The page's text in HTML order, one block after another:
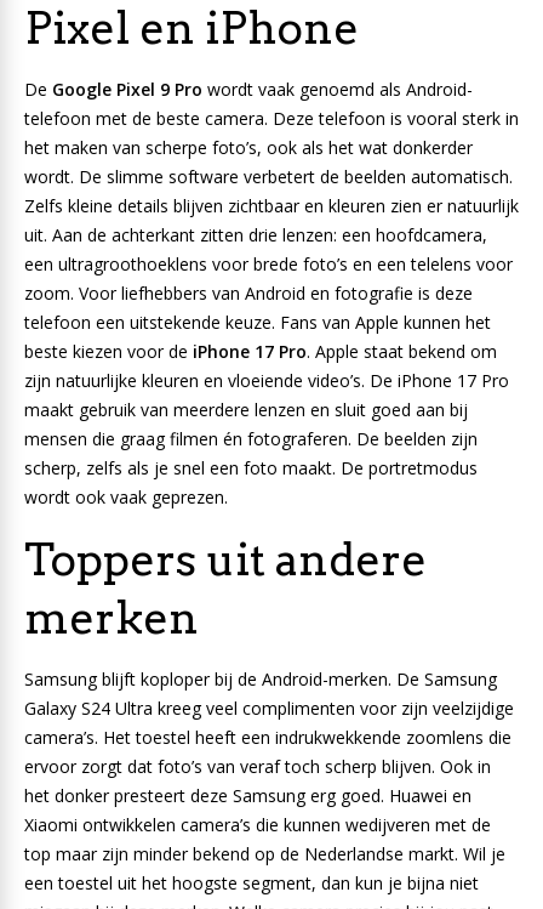
Pixel en iPhone
De Google Pixel 9 Pro wordt vaak genoemd als Android-
telefoon met de beste camera. Deze telefoon is vooral sterk in
het maken van scherpe foto’s, ook als het wat donkerder
wordt. De slimme software verbetert de beelden automatisch.
Zelfs kleine details blijven zichtbaar en kleuren zien er natuurlijk
uit. Aan de achterkant zitten drie lenzen: een hoofdcamera,
een ultragroothoeklens voor brede foto’s en een telelens voor
zoom. Voor liefhebbers van Android en fotografie is deze
telefoon een uitstekende keuze. Fans van Apple kunnen het
beste kiezen voor de iPhone 17 Pro. Apple staat bekend om
zijn natuurlijke kleuren en vloeiende video’s. De iPhone 17 Pro
maakt gebruik van meerdere lenzen en sluit goed aan bij
mensen die graag filmen én fotograferen. De beelden zijn
scherp, zelfs als je snel een foto maakt. De portretmodus
wordt ook vaak geprezen.
Toppers uit andere
merken
Samsung blijft koploper bij de Android-merken. De Samsung
Galaxy S24 Ultra kreeg veel complimenten voor zijn veelzijdige
camera’s. Het toestel heeft een indrukwekkende zoomlens die
ervoor zorgt dat foto’s van veraf toch scherp blijven. Ook in
het donker presteert deze Samsung erg goed. Huawei en
Xiaomi ontwikkelen camera’s die kunnen wedijveren met de
top maar zijn minder bekend op de Nederlandse markt. Wil je
een toestel uit het hoogste segment, dan kun je bijna niet